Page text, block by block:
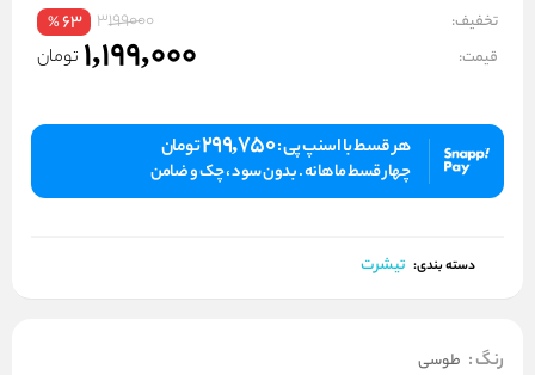
تخفیف: 3199000
63
%
قیمت: 1,199,000 تومان
هر قسط با اسنپ پی :299,750تومان
چهار قسط ماهانه . بدون سود ، چک و ضامن
دسته بندی: تیشرت
رنگ: طوسی